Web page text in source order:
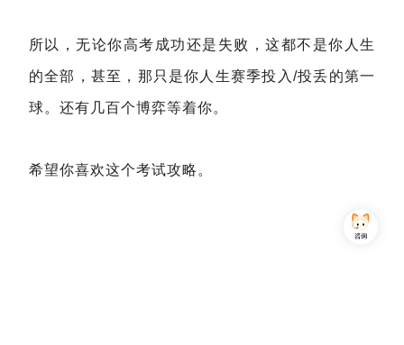
所以，无论你高考成功还是失败，这都不是你人生
的全部，甚至，那只是你人生赛季投入/投丢的第一
球。还有几百个博弈等着你。
希望你喜欢这个考试攻略。